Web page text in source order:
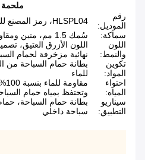
ملحمة
رقم
الموديل:
HLSPL04، رمز المصنع للمواصفات
سماكة:
سُمك 1.5 مم، متين ومقاوم للثقب
اللون
والنمط:
اللون الأزرق العتيق،
نهائية مزخرفة لحمام
تكوين
المواد:
للماء
احتواء
المياه:
وتحتفظ بمياه حمام
سيناريو
التطبيق:
بطانة حمام السباحة،
سباحة داخلي